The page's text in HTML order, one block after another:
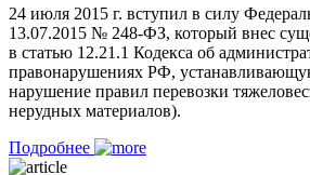
24 июля 2015 г. вступил в силу
13.07.2015 № 248-ФЗ, который внес
в статью 12.21.1 Кодекса об
правонарушениях РФ,
нарушение правил перевозки
нерудных материалов).
Подробнее